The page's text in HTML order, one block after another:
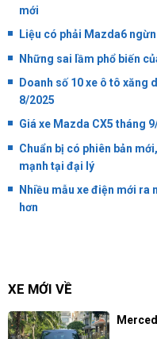
mới
Liệu có phải Mazda6
Những sai lầm phổ biến
Doanh số 10 xe ô tô xăng
8/2025
Giá xe Mazda CX5 tháng
Chuẩn bị có phiên bản
mạnh tại đại lý
Nhiều mẫu xe điện mới
hơn
XE MỚI VỀ